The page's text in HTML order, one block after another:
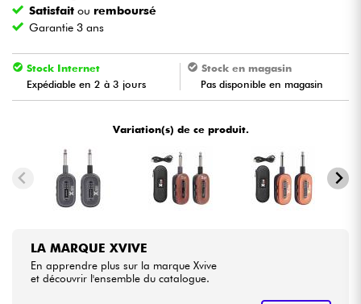
Vents
Violons & Quatuor
Eveil Musical
Câbles & Access.
HiFi
Voir nos marques
Satisfait ou remboursé
Garantie 3 ans
Stock Internet
Expédiable en 2 à 3 jours
Stock en magasin
Pas disponible en magasin
Variation(s) de ce produit.
LA MARQUE XVIVE
En apprendre plus sur la marque Xvive
et découvrir l'ensemble du catalogue.